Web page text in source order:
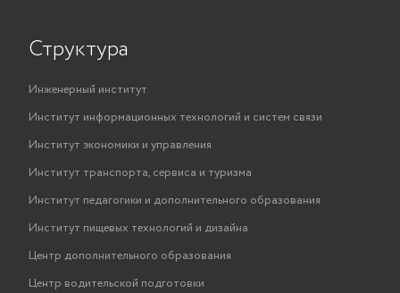
Структура
Инженерный институт
Институт информационных технологий и систем связи
Институт экономики и управления
Институт транспорта, сервиса и туризма
Институт педагогики и дополнительного образования
Институт пищевых технологий и дизайна
Центр дополнительного образования
Центр водительской подготовки